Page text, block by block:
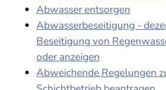
Abwasser entsorgen
Abwasserbeseitigung -
Beseitigung von
oder anzeigen
Abweichende Regelungen